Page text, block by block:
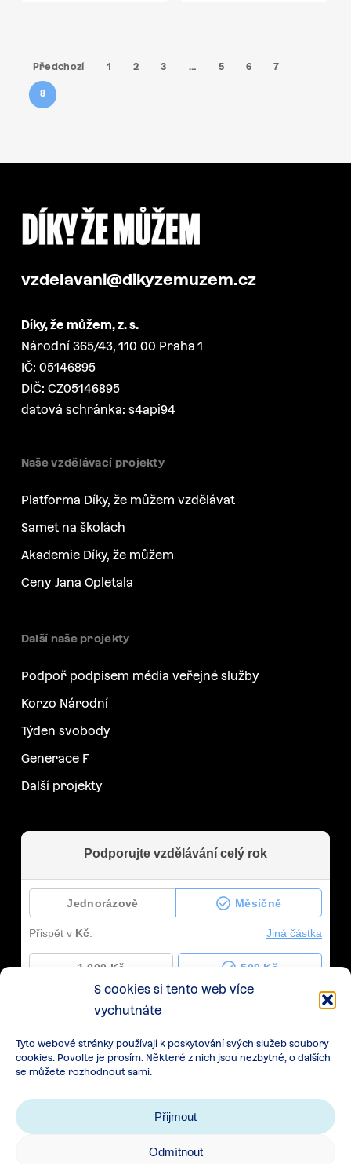
S cookies si tento web více
vychutnáte
Tyto webové stránky používají k poskytování svých služeb soubory
cookies. Povolte je prosím. Některé z nich jsou nezbytné, o dalších
se můžete rozhodnout sami.
Přijmout
Odmítnout
Předchozí 1 2 3 … 5 6 7
8
vzdelavani@dikyzemuzem.cz
Díky, že můžem, z. s.
Národní 365/43, 110 00 Praha 1
IČ: 05146895
DIČ: CZ05146895
datová schránka: s4api94
Naše vzdělávací projekty
Platforma Díky, že můžem vzdělávat
Samet na školách
Akademie Díky, že můžem
Ceny Jana Opletala
Další naše projekty
Podpoř podpisem média veřejné služby
Korzo Národní
Týden svobody
Generace F
Další projekty